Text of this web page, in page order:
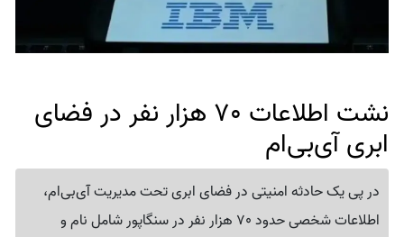
نشت اطلاعات 70 هزار نفر در فضای
ابری آی‌بی‌ام
در پی یک حادثه امنیتی در فضای ابری تحت مدیریت آی‌بی‌ام،
اطلاعات شخصی حدود 70 هزار نفر در سنگاپور شامل نام و